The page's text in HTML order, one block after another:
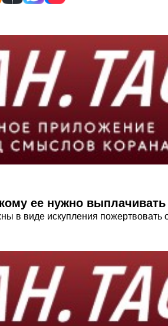
ее нужно
в виде искупления